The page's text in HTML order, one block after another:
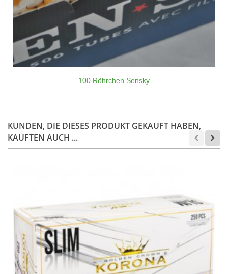
100 Röhrchen Sensky
KUNDEN, DIE DIESES PRODUKT GEKAUFT HABEN,
KAUFTEN AUCH ...